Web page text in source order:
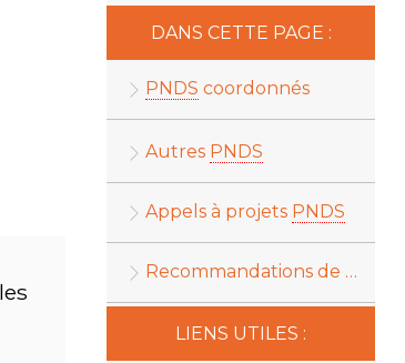
DANS CETTE PAGE :
PNDS coordonnés
Autres PNDS
Appels à projets PNDS
Recommandations de bonne pratique
LIENS UTILES :